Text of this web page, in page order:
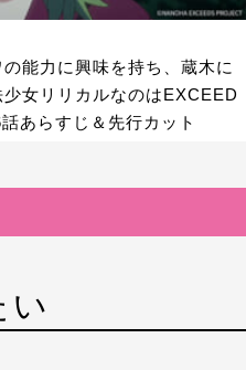
能力に興味を持ち、蔵木に
女リリカルなのはEXCEED
あらすじ＆先行カット
い